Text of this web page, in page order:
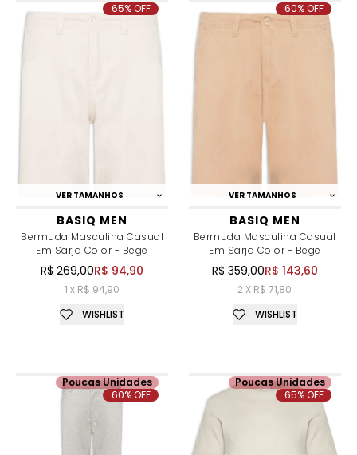
VER TAMANHOS
BASIQ MEN
Bermuda Masculina Casual
Em Sarja Color - Bege
R$ 269,00R$ 94,90
1 x R$ 94,90
65% OFF
WISHLIST
VER TAMANHOS
BASIQ MEN
Bermuda Masculina Casual
Em Sarja Color - Bege
R$ 359,00R$ 143,60
2 X R$ 71,80
60% OFF
WISHLIST
Poucas Unidades
60% OFF
Poucas Unidades
65% OFF